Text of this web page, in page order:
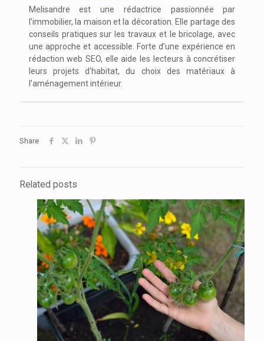
Melisandre est une rédactrice passionnée par
l’immobilier, la maison et la décoration. Elle partage des
conseils pratiques sur les travaux et le bricolage, avec
une approche et accessible. Forte d’une expérience en
rédaction web SEO, elle aide les lecteurs à concrétiser
leurs projets d’habitat, du choix des matériaux à
l’aménagement intérieur.
Share
Related posts